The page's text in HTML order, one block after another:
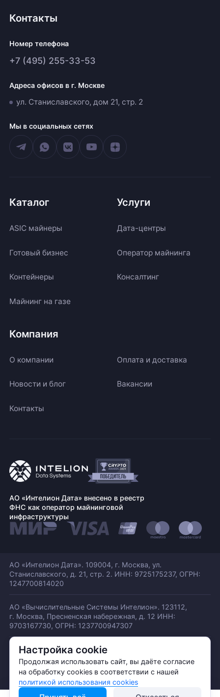
Настройка cookie
Продолжая использовать сайт, вы даёте согласие
на обработку cookies в соответствии с нашей
политикой использования cookies
Контакты
Номер телефона
+7 (495) 255-33-53
Адреса офисов в г. Москве
ул. Станиславского, дом 21, стр. 2
Мы в социальных сетях
Каталог
ASIC майнеры
Готовый бизнес
Контейнеры
Майнинг на газе
Услуги
Дата-центры
Оператор майнинга
Консалтинг
Компания
О компании Оплата и доставка
Новости и блог Вакансии
Контакты
АО «Интелион Дата» внесено в реестр
ФНС как оператор майнинговой
инфраструктуры
АО «Интелион Дата». 109004, г. Москва, ул.
Станиславского, д. 21, стр. 2. ИНН: 9725175237, ОГРН:
1247700814020
АО «Вычислительные Системы Интелион». 123112,
г. Москва, Пресненская набережная, д. 12 ИНН:
9703167730, ОГРН: 1237700947307
© АО «ИНТЕЛИОН ДАТА» 2026
Политика обработки ПДн
Политика конфиденциальности
Политика использования куки